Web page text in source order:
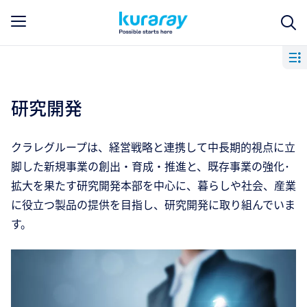
研究開発
クラレグループは、経営戦略と連携して中長期的視点に立
脚した新規事業の創出・育成・推進と、既存事業の強化･
拡大を果たす研究開発本部を中心に、暮らしや社会、産業
に役立つ製品の提供を目指し、研究開発に取り組んでいま
す。